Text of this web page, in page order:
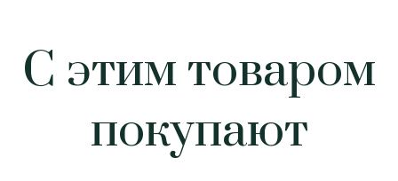
С этим товаром
покупают